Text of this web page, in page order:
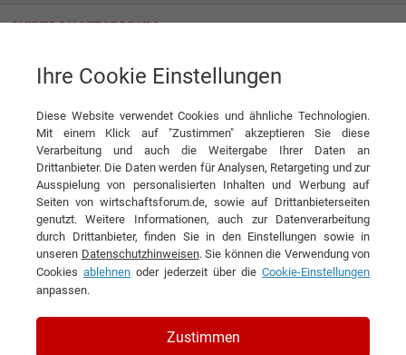
Swegon Klimadecken GmbH
KONTAKT
Swegon Klimadecken GmbH
Ihre Cookie Einstellungen
Diese Website verwendet Cookies und ähnliche Technologien.
Mit einem Klick auf "Zustimmen" akzeptieren Sie diese
Verarbeitung und auch die Weitergabe Ihrer Daten an
Drittanbieter. Die Daten werden für Analysen, Retargeting und zur
Ausspielung von personalisierten Inhalten und Werbung auf
Seiten von wirtschaftsforum.de, sowie auf Drittanbieterseiten
genutzt. Weitere Informationen, auch zur Datenverarbeitung
durch Drittanbieter, finden Sie in den Einstellungen sowie in
unseren Datenschutzhinweisen. Sie können die Verwendung von
Cookies ablehnen oder jederzeit über die Cookie-Einstellungen
anpassen.
Zustimmen